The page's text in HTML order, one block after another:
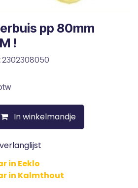
pp 80mm
!
2302308050
In winkelmandje
in Eeklo
in Kalmthout